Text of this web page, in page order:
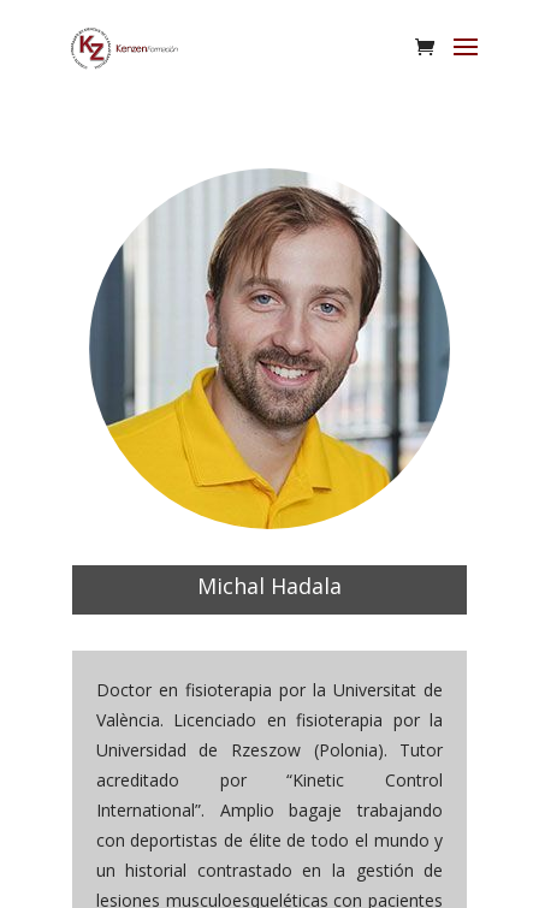
Michal Hadala
Doctor en fisioterapia por la Universitat de
València. Licenciado en fisioterapia por la
Universidad de Rzeszow (Polonia). Tutor
acreditado por “Kinetic Control
International”. Amplio bagaje trabajando
con deportistas de élite de todo el mundo y
un historial contrastado en la gestión de
lesiones musculoesqueléticas con pacientes